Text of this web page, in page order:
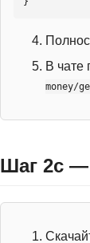
В чате
money/
Шаг 2c